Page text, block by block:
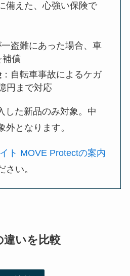
備えた、心強い保険で
一盗難にあった場合、車
補償
：自転車事故によるケガ
円まで対応
た新品のみ対象。中
外となります。
ト MOVE Protectの案内
さい。
違いを比較